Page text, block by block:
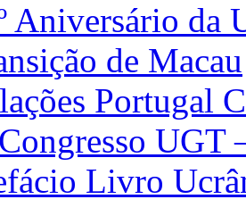
Aniversário da
de Macau
Portugal
UGT
Livro